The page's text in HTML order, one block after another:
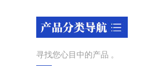
寻找您心目中的产品 。